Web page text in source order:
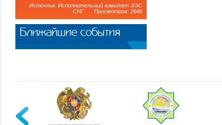
Источник: Исполнительный комитет ЭЭС
СНГ Просмотров: 2648
Ближайшие события